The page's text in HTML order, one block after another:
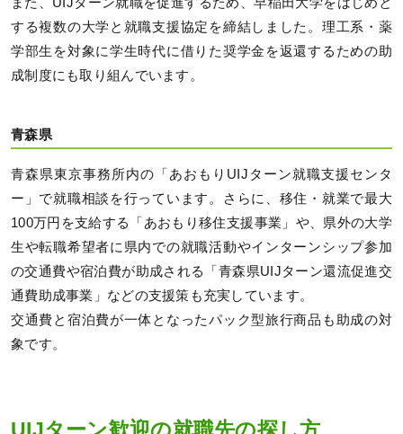
する複数の大学と就職支援協定を締結しました。理工系・薬
学部生を対象に学生時代に借りた奨学金を返還するための助
成制度にも取り組んでいます。
青森県
青森県東京事務所内の「あおもりUIJターン就職支援センタ
ー」で就職相談を行っています。さらに、移住・就業で最大
100万円を支給する「あおもり移住支援事業」や、県外の大学
生や転職希望者に県内での就職活動やインターンシップ参加
の交通費や宿泊費が助成される「青森県UIJターン還流促進交
通費助成事業」などの支援策も充実しています。
交通費と宿泊費が一体となったパック型旅行商品も助成の対
象です。